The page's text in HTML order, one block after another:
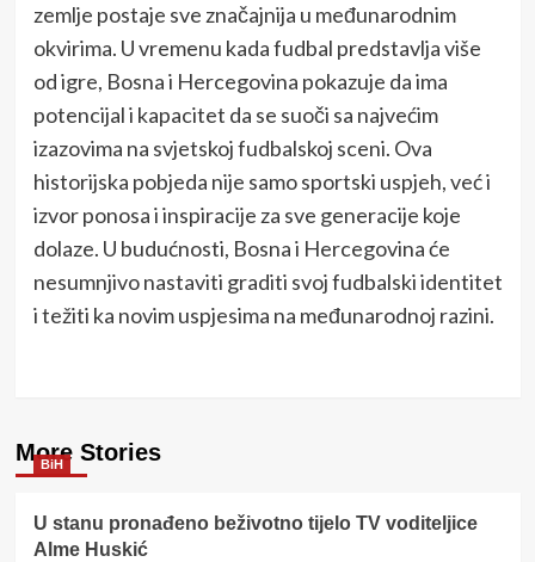
zemlje postaje sve značajnija u međunarodnim
okvirima. U vremenu kada fudbal predstavlja više
od igre, Bosna i Hercegovina pokazuje da ima
potencijal i kapacitet da se suoči sa najvećim
izazovima na svjetskoj fudbalskoj sceni. Ova
historijska pobjeda nije samo sportski uspjeh, već i
izvor ponosa i inspiracije za sve generacije koje
dolaze. U budućnosti, Bosna i Hercegovina će
nesumnjivo nastaviti graditi svoj fudbalski identitet
i težiti ka novim uspjesima na međunarodnoj razini.
More Stories
BiH
U stanu pronađeno beživotno tijelo TV voditeljice
Alme Huskić